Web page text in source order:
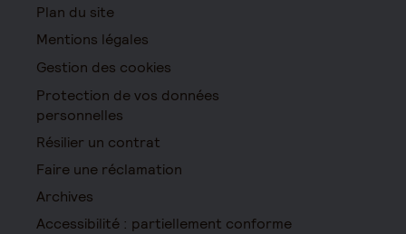
Plan du site
Mentions légales
Gestion des cookies
Protection de vos données
personnelles
Résilier un contrat
Faire une réclamation
Archives
Accessibilité : partiellement conforme